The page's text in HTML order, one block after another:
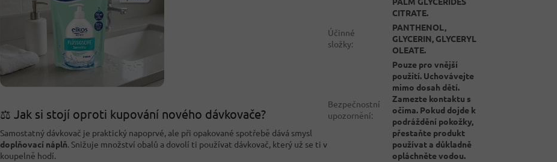
⚖️ Jak si stojí oproti kupování nového dávkovače?
Samostatný dávkovač je praktický napoprvé, ale při opakované spotřebě dává smysl
doplňovací náplň. Snižuje množství obalů a dovolí ti používat dávkovač, který už se ti v
koupelně hodí.
CITRATE.
Účinné
složky:
PANTHENOL,
GLYCERIN, GLYCERYL
OLEATE.
Bezpečnostní
upozornění:
Pouze pro vnější
použití. Uchovávejte
mimo dosah dětí.
Zamezte kontaktu s
očima. Pokud dojde k
podráždění pokožky,
přestaňte produkt
používat a důkladně
opláchněte vodou.